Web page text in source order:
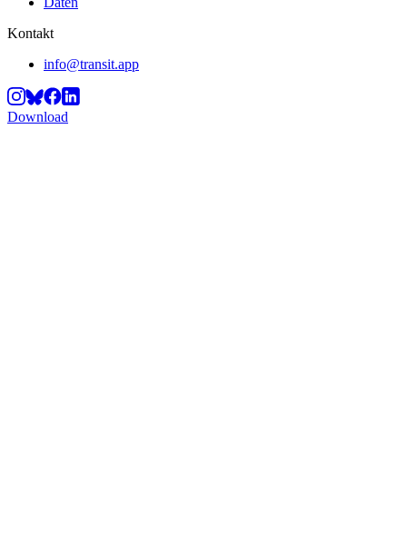
Kontakt
info@transit.app
Download